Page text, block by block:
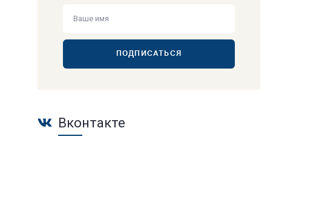
ПОДПИСАТЬСЯ
Вконтакте